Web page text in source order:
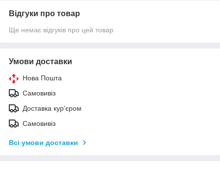
Відгуки про товар
Ще немає відгуків про цей товар
Умови доставки
Нова Пошта
Самовивіз
Доставка кур'єром
Самовивіз
Всі умови доставки